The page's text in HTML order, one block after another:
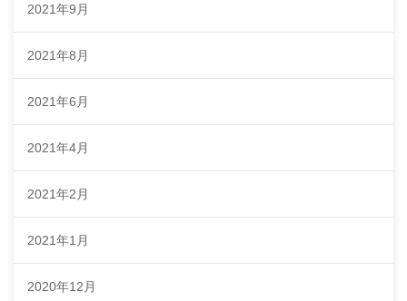
2021年9月
2021年8月
2021年6月
2021年4月
2021年2月
2021年1月
2020年12月